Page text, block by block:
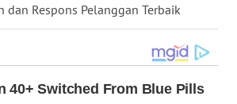
dan Respons Pelanggan Terbaik